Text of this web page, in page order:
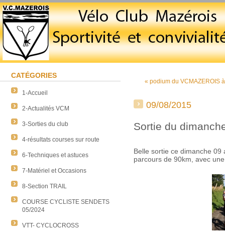
CATÉGORIES
1-Accueil
2-Actualités VCM
3-Sorties du club
4-résultats courses sur route
6-Techniques et astuces
7-Matériel et Occasions
8-Section TRAIL
COURSE CYCLISTE SENDETS
05/2024
VTT- CYCLOCROSS
« podium du VCMAZEROIS
09/08/2015
Sortie du
Belle sortie ce dimanche
parcours de 90km, avec